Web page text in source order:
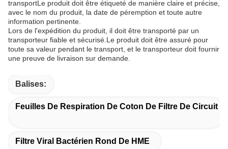
transportLe produit doit être étiqueté de manière claire et précise,
avec le nom du produit, la date de péremption et toute autre
information pertinente.
Lors de l'expédition du produit, il doit être transporté par un
transporteur fiable et sécurisé.Le produit doit être assuré pour
toute sa valeur pendant le transport, et le transporteur doit fournir
une preuve de livraison sur demande.
Balises:
Feuilles De Respiration De Coton De Filtre De Circuit
Filtre Viral Bactérien Rond De HME